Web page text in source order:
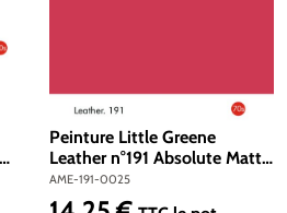
Peinture Little Greene
Leather n°191 Absolute Matt
Emulsion 250 ml
AME-191-0025